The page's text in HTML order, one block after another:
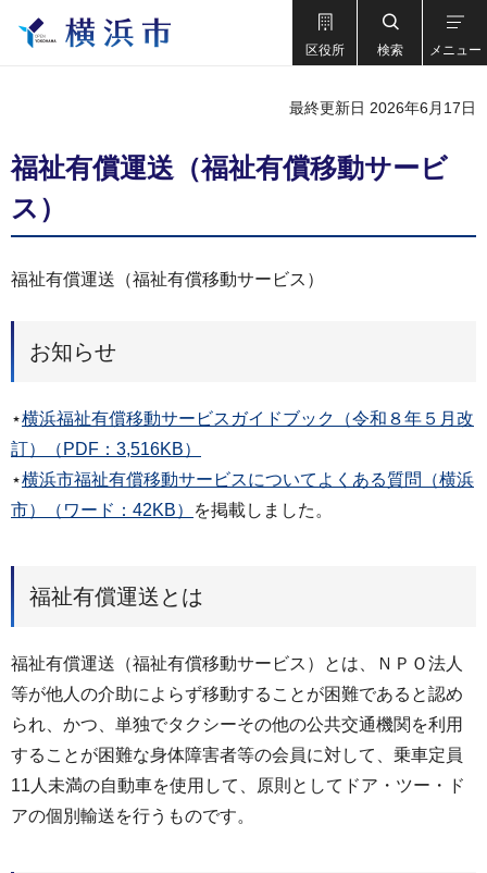
区役所 検索 メニュー
最終更新日 2026年6月17日
福祉有償運送（福祉有償移動サービ
ス）
福祉有償運送（福祉有償移動サービス）
お知らせ
⋆横浜福祉有償移動サービスガイドブック（令和８年５月改
訂）（PDF：3,516KB）
⋆横浜市福祉有償移動サービスについてよくある質問（横浜
市）（ワード：42KB）
を掲載しました。
福祉有償運送とは
福祉有償運送（福祉有償移動サービス）とは、ＮＰＯ法人
等が他人の介助によらず移動することが困難であると認め
られ、かつ、単独でタクシーその他の公共交通機関を利用
することが困難な身体障害者等の会員に対して、乗車定員
11人未満の自動車を使用して、原則としてドア・ツー・ド
アの個別輸送を行うものです。